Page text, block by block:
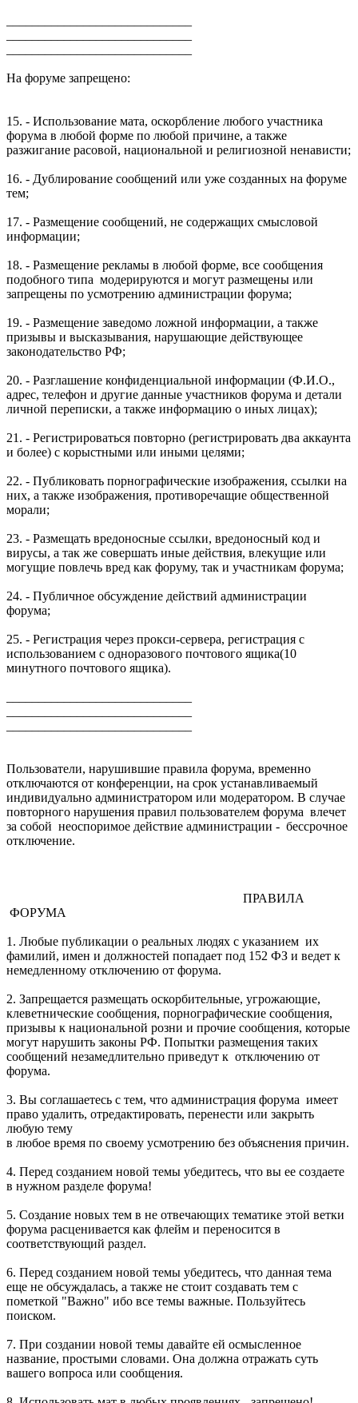
На форуме запрещено:
15. - Использование мата, оскорбление любого участника
форума в любой форме по любой причине, а также
разжигание расовой, национальной и религиозной ненависти;
16. - Дублирование сообщений или уже созданных на форуме
тем;
17. - Размещение сообщений, не содержащих смысловой
информации;
18. - Размещение рекламы в любой форме, все сообщения
подобного типа модерируются и могут размещены или
запрещены по усмотрению администрации форума;
19. - Размещение заведомо ложной информации, а также
призывы и высказывания, нарушающие действующее
законодательство РФ;
20. - Разглашение конфиденциальной информации (Ф.И.О.,
адрес, телефон и другие данные участников форума и детали
личной переписки, а также информацию о иных лицах);
21. - Регистрироваться повторно (регистрировать два аккаунта
и более) с корыстными или иными целями;
22. - Публиковать порнографические изображения, ссылки на
них, а также изображения, противоречащие общественной
морали;
23. - Размещать вредоносные ссылки, вредоносный код и
вирусы, а так же совершать иные действия, влекущие или
могущие повлечь вред как форуму, так и участникам форума;
24. - Публичное обсуждение действий администрации
форума;
25. - Регистрация через прокси-сервера, регистрация с
использованием с одноразового почтового ящика(10
минутного почтового ящика).
Пользователи, нарушившие правила форума, временно
отключаются от конференции, на срок устанавливаемый
индивидуально администратором или модератором. В случае
повторного нарушения правил пользователем форума влечет
за собой неоспоримое действие администрации - бессрочное
отключение.
ПРАВИЛА
ФОРУМА
1. Любые публикации о реальных людях с указанием их
фамилий, имен и должностей попадает под 152 ФЗ и ведет к
немедленному отключению от форума.
2. Запрещается размещать оскорбительные, угрожающие,
клеветнические сообщения, порнографические сообщения,
призывы к национальной розни и прочие сообщения, которые
могут нарушить законы РФ. Попытки размещения таких
сообщений незамедлительно приведут к отключению от
форума.
3. Вы соглашаетесь с тем, что администрация форума имеет
право удалить, отредактировать, перенести или закрыть
любую тему
в любое время по своему усмотрению без объяснения причин.
4. Перед созданием новой темы убедитесь, что вы ее создаете
в нужном разделе форума!
5. Создание новых тем в не отвечающих тематике этой ветки
форума расценивается как флейм и переносится в
соответствующий раздел.
6. Перед созданием новой темы убедитесь, что данная тема
еще не обсуждалась, а также не стоит создавать тем с
пометкой "Важно" ибо все темы важные. Пользуйтесь
поиском.
7. При создании новой темы давайте ей осмысленное
название, простыми словами. Она должна отражать суть
вашего вопроса или сообщения.